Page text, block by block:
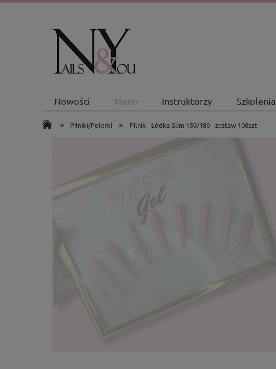
Nowości Menu Instruktorzy Szkolenia
» Pilniki/Polerki » Pilnik - Łódka Slim 150/180 - zestaw 100szt